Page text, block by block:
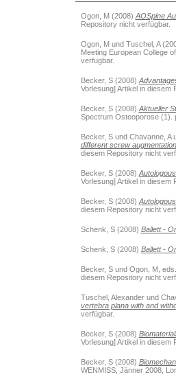
Ogon, M(2008) AOSpine
Repository nicht verfügbar.
Ogon, Mund Tuschel, A
Meeting European College
verfügbar.
Becker, S(2008)
Vorlesung] Artikel in diesem
Becker, S(2008) Aktueller
Spectrum Osteoporose (1).
Becker, Sund Chavanne, A
different screw
diesem Repository nicht
Becker, S(2008)
Vorlesung] Artikel in diesem
Becker, S(2008)
diesem Repository nicht
Schenk, S(2008) Ballett -
Schenk, S(2008) Ballett -
Becker, Sund Ogon, M,
diesem Repository nicht
Tuschel, Alexanderund
vertebra plana with and
verfügbar.
Becker, S(2008)
Vorlesung] Artikel in diesem
Becker, S(2008)
WENMISS, Jänner 2008,